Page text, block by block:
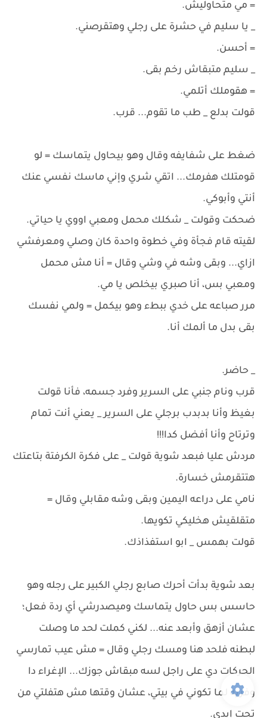
= مي متحاوليش.
_ يا سليم في حشرة على رجلي وهتقرصني.
= أحسن.
_ سليم متبقاش رخم بقى.
= هقوملك أتلمي.
قولت بدلع _ طب ما تقوم... قرب.
ضغط على شفايفه وقال وهو بيحاول يتماسك = لو
قومتلك هفرمك... اتقي شري وإني ماسك نفسي عنك
أنتي وأبوكي.
ضحكت وقولت _ شكلك محمل ومعبي اووي يا حياتي.
لقيته قام فجأة وفي خطوة واحدة كان وصلي ومعرفشي
ازاي... وبقى وشه في وشي وقال = أنا مش محمل
ومعبي بس، أنا صبري بيخلص يا مي.
مرر صباعه على خدي ببطء وهو بيكمل = ولمي نفسك
بقى بدل ما ألمك أنا.
_ حاضر.
قرب ونام جنبي على السرير وفرد جسمه، فأنا قولت
بغيظ وأنا بدبدب برجلي على السرير _ يعني أنت تمام
وترتاح وأنا أفضل كدا!!!
مردش عليا فبعد شوية قولت _ على فكرة الكرفتة بتاعتك
هتتقرمش خسارة.
نامي على دراعه اليمين وبقى وشه مقابلي وقال =
متقلقيش هخليكي تكويها.
قولت بهمس _ ابو استفذاذك.
بعد شوية بدأت أحرك صابع رجلي الكبير على رجله وهو
حاسس بس حاول يتماسك وميصدرشي أي ردة فعل؛
عشان أزهق وأبعد عنه... لكني كملت لحد ما وصلت
لبطنه فلحد هنا ومسك رجلي وقال = مش عيب تمارسي
الحركات دي على راجل لسه مبقاش جوزك... الإغراء دا
وفريه لما تكوني في بيتي، عشان وقتها مش هتفلتي من
تحت إيدي.